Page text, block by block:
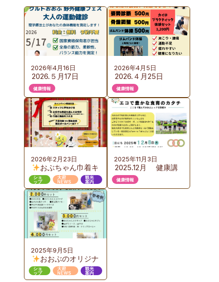
2026年4月16日
2026.５月17日
（日）KURUTOおお
ぶ 野外健康フェス
のご案内
健康情報
2026年4月5日
2026.４月25日
（土）カイロプラク
ティック体験会の
ご案内
健康情報
2026年2月23日
おぶちゃん巾着キ
ャンペーン 第３弾
ショ
ップ
大府
NEWS
観光
案内
2025年11月3日
2025.12月 健康講
座のご案内 『お
いしい給食から始め
健康情報
2025年9月5日
おおぶのオリジナ
ルギフト販売
ショ
ップ
大府
NEWS
観光
案内